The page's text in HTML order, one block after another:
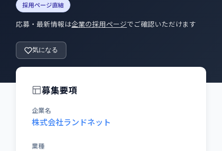
採用ページ直結
応募・最新情報は企業の採用ページでご確認いただけます
気になる
募集要項
企業名
株式会社ランドネット
業種